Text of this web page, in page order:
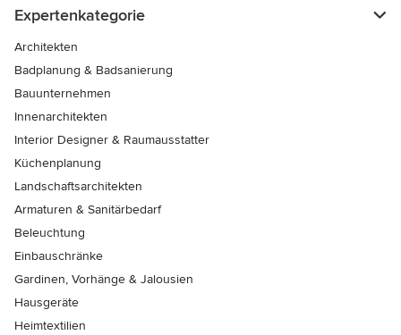
Expertenkategorie
Architekten
Badplanung & Badsanierung
Bauunternehmen
Innenarchitekten
Interior Designer & Raumausstatter
Küchenplanung
Landschaftsarchitekten
Armaturen & Sanitärbedarf
Beleuchtung
Einbauschränke
Gardinen, Vorhänge & Jalousien
Hausgeräte
Heimtextilien